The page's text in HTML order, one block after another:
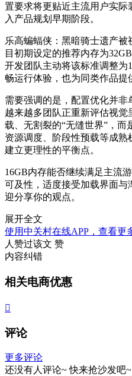
置要求将更贴近主流用户实
入产品规划早期阶段。
乐高蝙蝠侠：黑暗骑士遗产
目初期设定的推荐内存为
开发团队主动将该标准调整为
畅运行体验，也为同类作品提
需要强调的是，配置优化并非
越来越多团队正重新评估视
载、无割裂的“无缝世界”，
资源调度、阶段性预载等成
建立更理性的平衡点。
16GB内存能否继续满足主流
可及性，适度接受加载界面
迎分享你的观点。
展开全文
使用中关村在线APP，查看更
人赞过该文 赞
内容纠错
相关电商优惠

评论
更多评论
还没有人评论~ 快来抢沙发吧~